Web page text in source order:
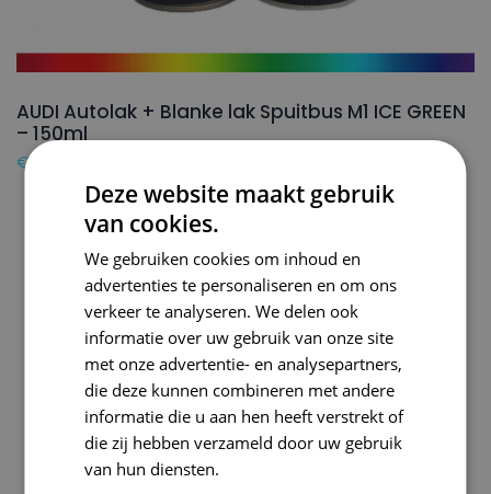
AUDI Autolak + Blanke lak Spuitbus M1 ICE GREEN
– 150ml
€24,50
Deze website maakt gebruik
van cookies.
We gebruiken cookies om inhoud en
advertenties te personaliseren en om ons
verkeer te analyseren. We delen ook
informatie over uw gebruik van onze site
met onze advertentie- en analysepartners,
die deze kunnen combineren met andere
informatie die u aan hen heeft verstrekt of
die zij hebben verzameld door uw gebruik
van hun diensten.